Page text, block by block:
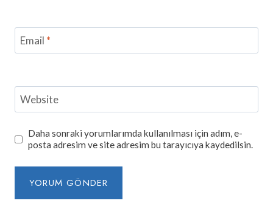
Email *
Website
Daha sonraki yorumlarımda kullanılması için adım, e-
posta adresim ve site adresim bu tarayıcıya kaydedilsin.